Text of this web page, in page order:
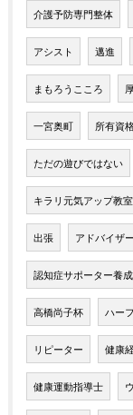
介護予防専門整体
アシスト 邁進
まもろうこころ
一宮奥町 所有資
ただの遊びではない
キラリ元気アップ教室
出張 アドバイザー
認知症サポーター養
高橋尚子杯 ハー
リピーター 健康
健康運動指導士